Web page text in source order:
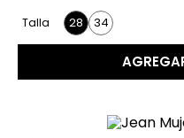
Talla 28 34